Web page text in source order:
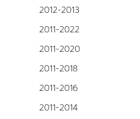
2012-2013
2011-2022
2011-2020
2011-2018
2011-2016
2011-2014